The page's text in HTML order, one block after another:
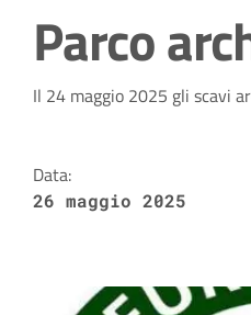
Parco
Dettagli
Il 24 maggio 2025 gli scavi
Data:
26 maggio 2025